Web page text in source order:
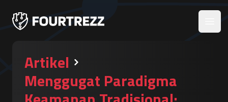
Artikel
Menggugat Paradigma